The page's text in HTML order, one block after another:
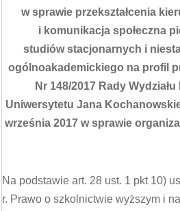
w sprawie przekształcenia
i komunikacja społeczna
studiów stacjonarnych i
ogólnoakademickiego na profil
Nr 148/2017 Rady
Uniwersytetu Jana
września 2017 w sprawie
Na podstawie art. 28 ust. 1 pkt 10)
r. Prawo o szkolnictwie wyższym i